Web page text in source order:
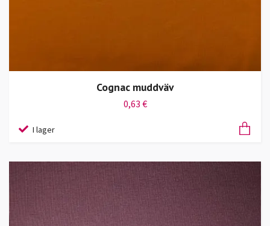
Cognac muddväv
0,63 €
I lager